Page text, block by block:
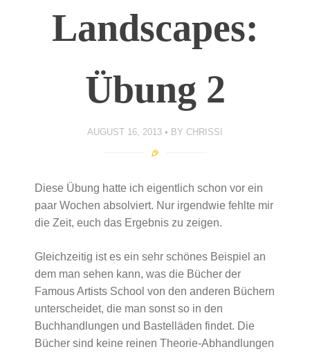
Landscapes:
Übung 2
AUGUST 16, 2013 BY CHRISSI
Diese Übung hatte ich eigentlich schon vor ein
paar Wochen absolviert. Nur irgendwie fehlte mir
die Zeit, euch das Ergebnis zu zeigen.
Gleichzeitig ist es ein sehr schönes Beispiel an
dem man sehen kann, was die Bücher der
Famous Artists School von den anderen Büchern
unterscheidet, die man sonst so in den
Buchhandlungen und Bastelläden findet. Die
Bücher sind keine reinen Theorie-Abhandlungen